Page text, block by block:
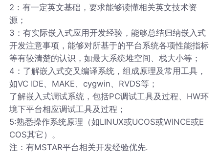
2：有一定英文基础，要求能够读懂相关英文技术资
源；
3：有实际嵌入式应用开发经验，能够总结归纳嵌入式
开发注意事项，能够对所基于的平台系统各项性能指标
等有较清楚的认识，如最大系统堆空间、栈大小等；
4：了解嵌入式交叉编译系统，组成原理及常用工具，
如VC IDE、MAKE、cygwin、RVDS等；
了解嵌入式调试系统，包括PC调试工具及过程、HW环
境下平台相应调试工具及过程；
5:熟悉操作系统原理（如LINUX或UCOS或WINCE或E
COS其它）。
注：有MSTAR平台相关开发经验优先.